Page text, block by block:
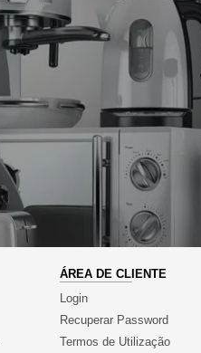
ÁREA DE CLIENTE
Login
Recuperar Password
Termos de Utilização